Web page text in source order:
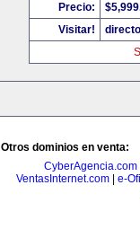
Precio:
Visitar!
Otros dominios en venta:
CyberAgencia.com|
VentasInternet.com
e-